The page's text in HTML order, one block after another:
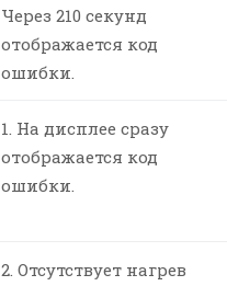
Через 210 секунд
отображается код
ошибки.
1. На дисплее сразу
отображается код
ошибки.
2. Отсутствует нагрев